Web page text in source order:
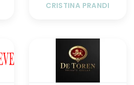
CRISTINA PRANDI